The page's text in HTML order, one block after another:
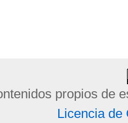
propios de
Licencia de